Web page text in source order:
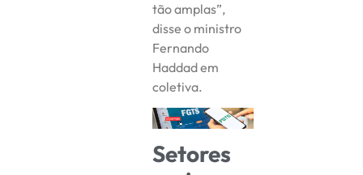
tão amplas”,
disse o ministro
Fernando
Haddad em
coletiva.
Setores